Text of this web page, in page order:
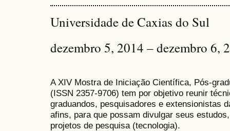
Universidade de Caxias do Sul
dezembro 5, 2014 – dezembro 6,
A XIV Mostra de Iniciação Científica, Pós-
(ISSN 2357-9706) tem por objetivo reunir
graduandos, pesquisadores e extensionistas
afins, para que possam divulgar seus
projetos de pesquisa (tecnologia).